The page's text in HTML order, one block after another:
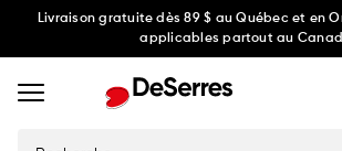
Ignorer
au
Livraison gratuite dès 89 $ au Québec et en
applicables partout au